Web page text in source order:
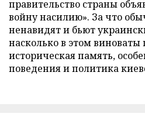
правительство страны
войну насилию». За что
ненавидят и бьют
насколько в этом виноваты
историческая память,
поведения и политика